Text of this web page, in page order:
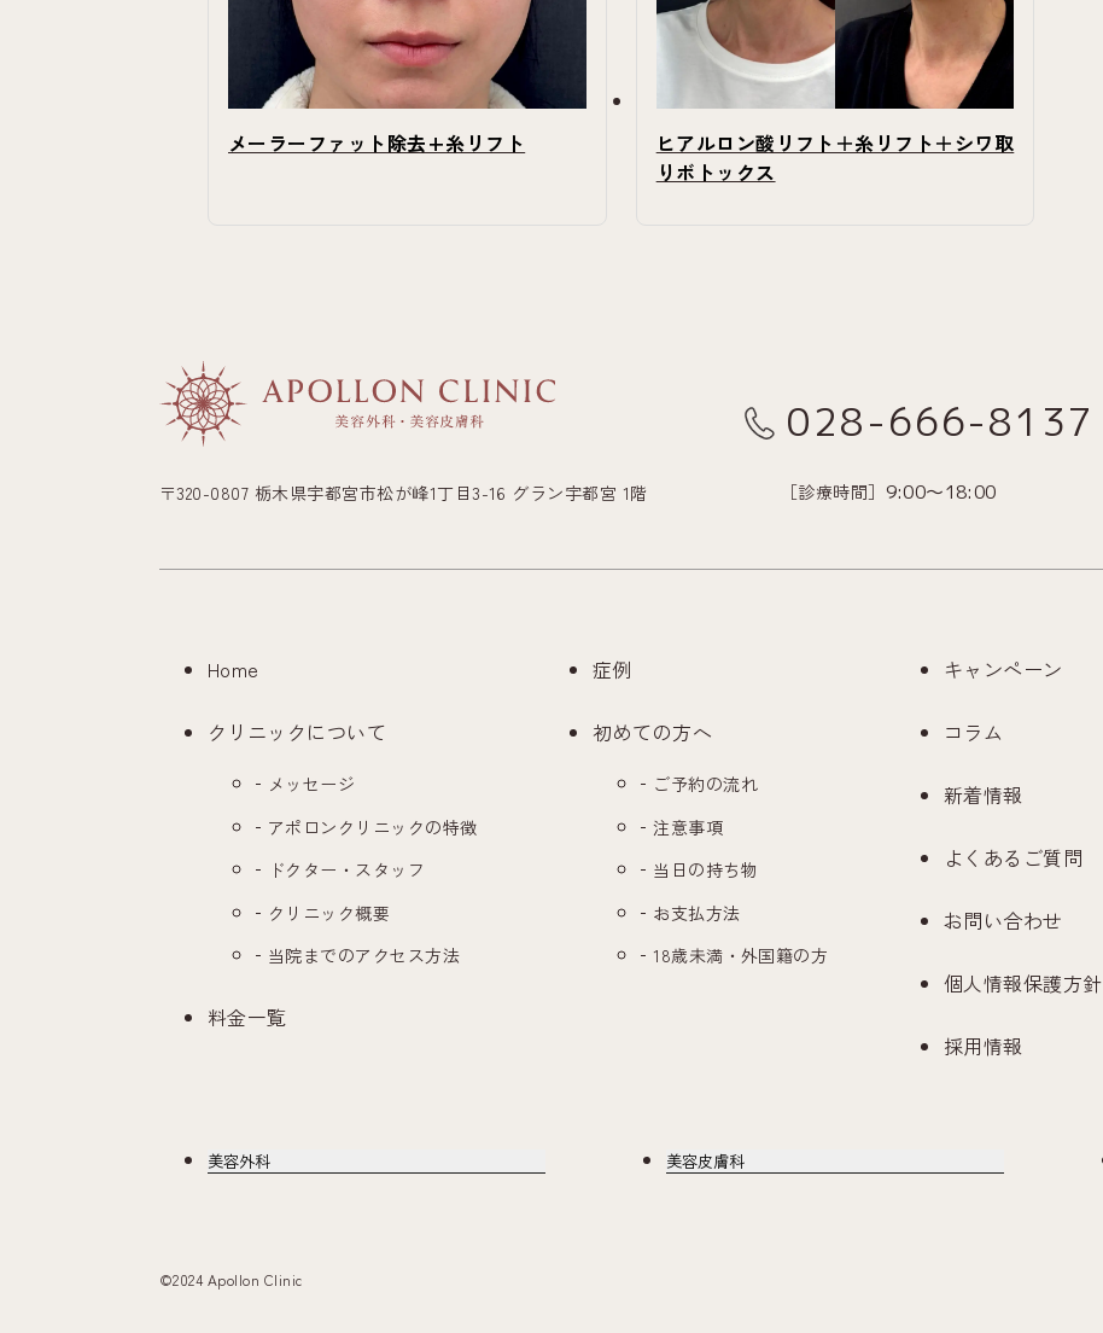
メーラーファット除去+糸リフト
ヒアルロン酸リフト＋糸リフト＋シワ取
りボトックス
〒320-0807 栃木県宇都宮市松が峰1丁目3-16 グラン宇都宮 1階
028-666-8137
［診療時間］ 9:00～18:00
Home
クリニックについて
メッセージ
アポロンクリニックの特徴
ドクター・スタッフ
クリニック概要
当院までのアクセス方法
料金一覧
症例
初めての方へ
ご予約の流れ
注意事項
当日の持ち物
お支払方法
18歳未満・外国籍の方
キャンペーン
コラム
新着情報
よくあるご質問
お問い合わせ
個人情報保護方針
採用情報
美容外科 美容皮膚科
©2024 Apollon Clinic